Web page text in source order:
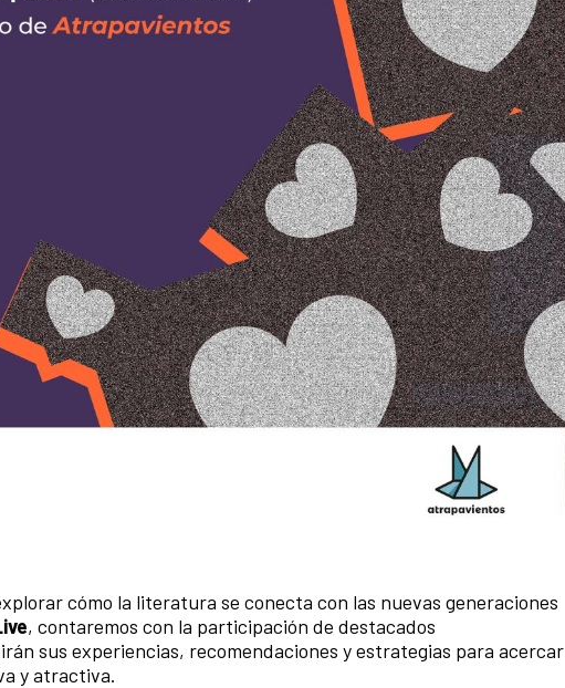
cómo la literatura se conecta con las nuevas generaciones
, contaremos con la participación de destacados
sus experiencias, recomendaciones y estrategias para acercar
y atractiva.